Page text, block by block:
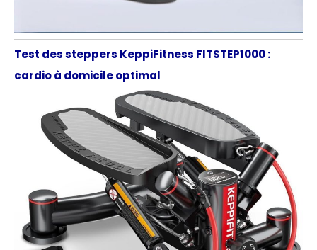
Test des steppers KeppiFitness FITSTEP1000 :
cardio à domicile optimal